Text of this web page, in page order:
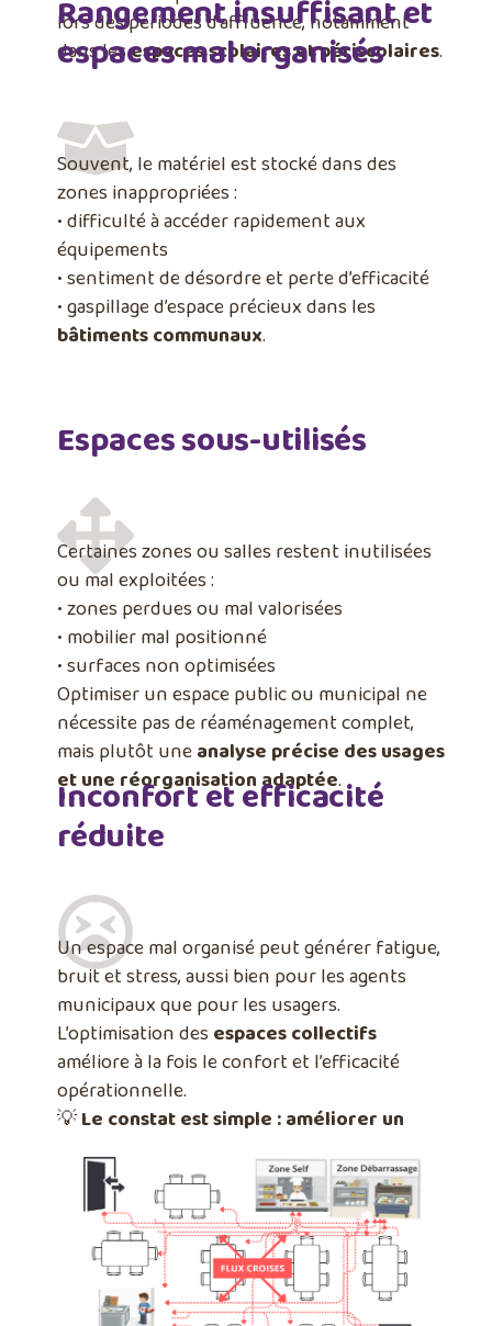
lors des périodes d’affluence, notamment
dans lesespaces scolaires et périscolaires.
Rangement insuffisant et
espaces mal organisés
Souvent, le matériel est stocké dans des
zones inappropriées :
• difficulté à accéder rapidement aux
équipements
• sentiment de désordre et perte d’efficacité
• gaspillage d’espace précieux dans les
bâtiments communaux.
Espaces sous-utilisés
Certaines zones ou salles restent inutilisées
ou mal exploitées :
• zones perdues ou mal valorisées
• mobilier mal positionné
• surfaces non optimisées
Optimiser un espace public ou municipal ne
nécessite pas de réaménagement complet,
mais plutôt uneanalyse précise des usages
et une réorganisation adaptée.
Inconfort et efficacité
réduite
Un espace mal organisé peut générer fatigue,
bruit et stress, aussi bien pour les agents
municipaux que pour les usagers.
L’optimisation des espaces collectifs
améliore à la fois le confort et l’efficacité
opérationnelle.
💡Le constat est simple : améliorer un
et rapide que de le reconstruire.